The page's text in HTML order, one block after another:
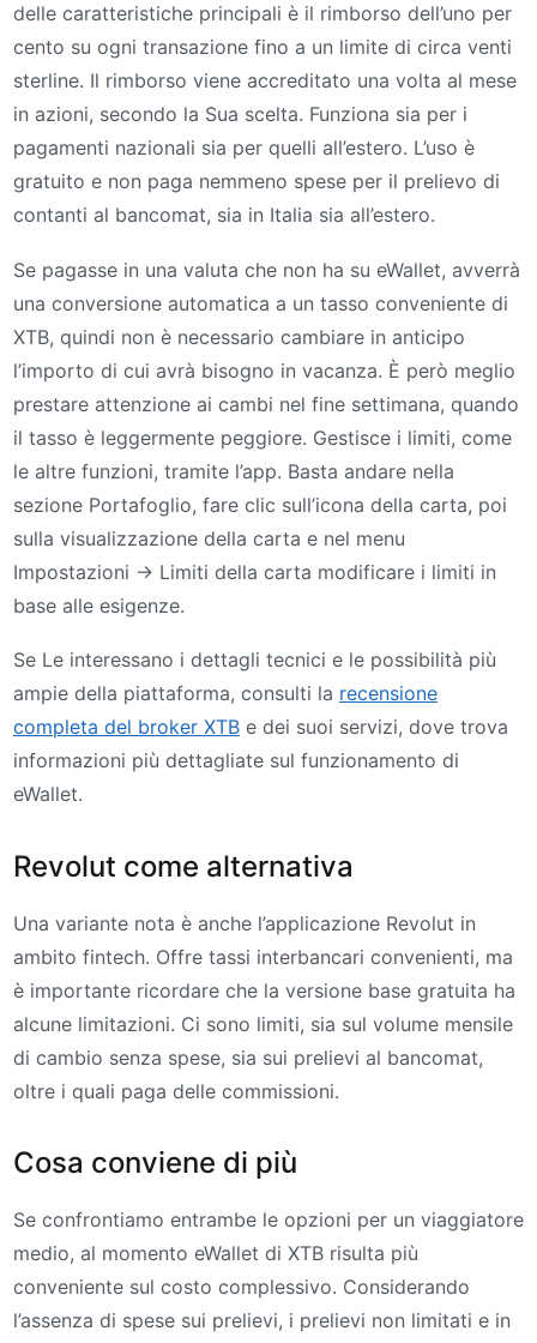
delle caratteristiche principali è il rimborso dell’uno per
cento su ogni transazione fino a un limite di circa venti
sterline. Il rimborso viene accreditato una volta al mese
in azioni, secondo la Sua scelta. Funziona sia per i
pagamenti nazionali sia per quelli all’estero. L’uso è
gratuito e non paga nemmeno spese per il prelievo di
contanti al bancomat, sia in Italia sia all’estero.
Se pagasse in una valuta che non ha su eWallet, avverrà
una conversione automatica a un tasso conveniente di
XTB, quindi non è necessario cambiare in anticipo
l’importo di cui avrà bisogno in vacanza. È però meglio
prestare attenzione ai cambi nel fine settimana, quando
il tasso è leggermente peggiore. Gestisce i limiti, come
le altre funzioni, tramite l’app. Basta andare nella
sezione Portafoglio, fare clic sull’icona della carta, poi
sulla visualizzazione della carta e nel menu
Impostazioni -> Limiti della carta modificare i limiti in
base alle esigenze.
Se Le interessano i dettagli tecnici e le possibilità più
ampie della piattaforma, consulti la recensione
completa del broker XTB e dei suoi servizi, dove trova
informazioni più dettagliate sul funzionamento di
eWallet.
Revolut come alternativa
Una variante nota è anche l’applicazione Revolut in
ambito fintech. Offre tassi interbancari convenienti, ma
è importante ricordare che la versione base gratuita ha
alcune limitazioni. Ci sono limiti, sia sul volume mensile
di cambio senza spese, sia sui prelievi al bancomat,
oltre i quali paga delle commissioni.
Cosa conviene di più
Se confrontiamo entrambe le opzioni per un viaggiatore
medio, al momento eWallet di XTB risulta più
conveniente sul costo complessivo. Considerando
l’assenza di spese sui prelievi, i prelievi non limitati e in